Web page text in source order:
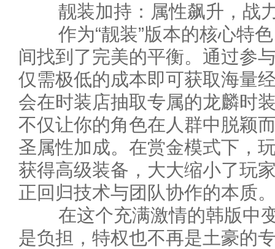
靓装加持：属性飙升，战
作为“靓装”版本的核心特色
间找到了完美的平衡。通过参
仅需极低的成本即可获取海量
会在时装店抽取专属的龙麟时
不仅让你的角色在人群中脱颖
圣属性加成。在赏金模式下，
获得高级装备，大大缩小了玩
正回归技术与团队协作的本质
在这个充满激情的韩版中
是负担，特权也不再是土豪的